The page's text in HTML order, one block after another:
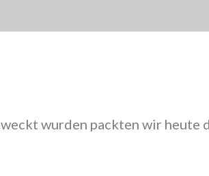
wurden packten wir heute